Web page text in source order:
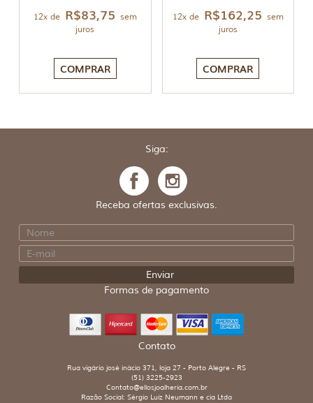
12x de R$83,75 sem
juros
COMPRAR
12x de R$162,25 sem
juros
COMPRAR
Siga:
Receba ofertas exclusivas.
Formas de pagamento
Contato
Rua vigário josé inácio 371, loja 27 - Porto Alegre - RS
(51) 3225-2923
Contato@ellosjoalheria.com.br
Razão Social: Sérgio Luiz Neumann e cia Ltda